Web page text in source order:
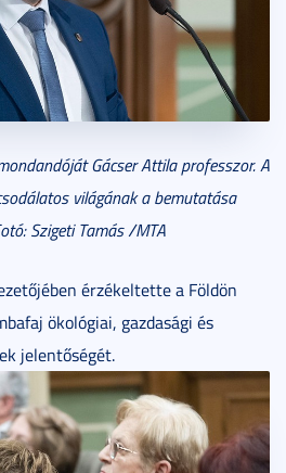
Gácser Attila professzor. A
világának a bemutatása
Szigeti Tamás /MTA
érzékeltette a Földön
ökológiai, gazdasági és
jelentőségét.